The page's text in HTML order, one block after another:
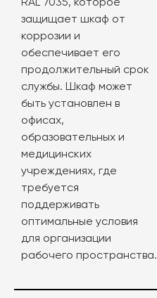
RAL 7035, которое
защищает шкаф от
коррозии и
обеспечивает его
продолжительный срок
службы. Шкаф может
быть установлен в
офисах,
образовательных и
медицинских
учреждениях, где
требуется
поддерживать
оптимальные условия
для организации
рабочего пространства.